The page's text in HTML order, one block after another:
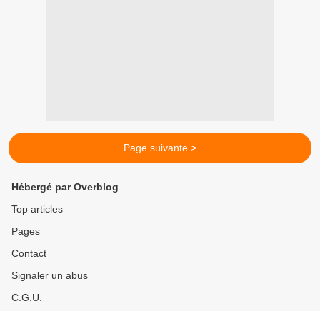
Page suivante >
Hébergé par Overblog
Top articles
Pages
Contact
Signaler un abus
C.G.U.